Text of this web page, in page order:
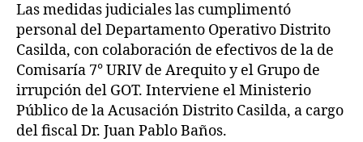
Las medidas judiciales las cumplimentó
personal del Departamento Operativo Distrito
Casilda, con colaboración de efectivos de la de
Comisaría 7° URIV de Arequito y el Grupo de
irrupción del GOT. Interviene el Ministerio
Público de la Acusación Distrito Casilda, a cargo
del fiscal Dr. Juan Pablo Baños.